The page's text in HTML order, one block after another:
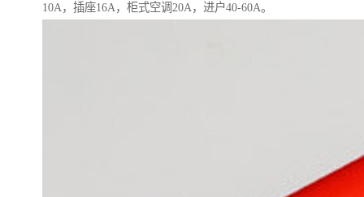
10A，插座16A，柜式空调20A，进户40-60A。